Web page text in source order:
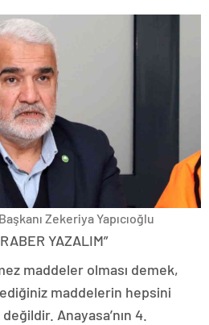
Zekeriya Yapıcıoğlu
YAZALIM”
maddeler olması demek,
maddelerin hepsini
Anayasa’nın 4.